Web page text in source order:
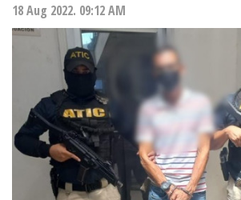
18 Aug 2022. 09:12 AM